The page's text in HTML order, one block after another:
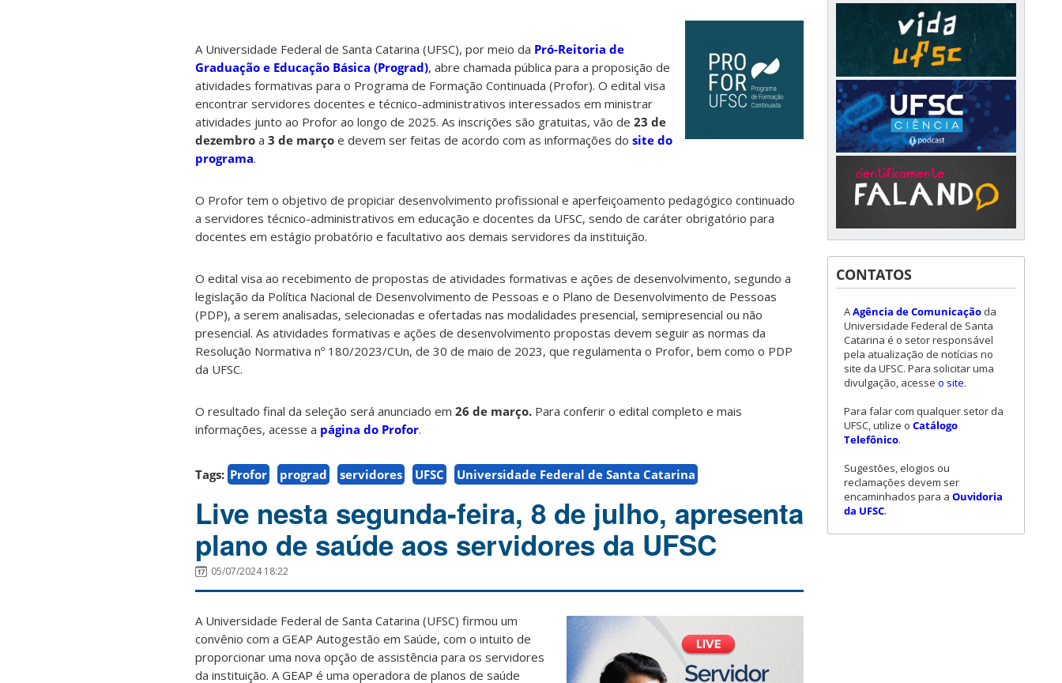
A Universidade Federal de Santa Catarina (UFSC), por meio da Pró-Reitoria de
Graduação e Educação Básica (Prograd), abre chamada pública para a proposição de
atividades formativas para o Programa de Formação Continuada (Profor). O edital visa
encontrar servidores docentes e técnico-administrativos interessados em ministrar
atividades junto ao Profor ao longo de 2025. As inscrições são gratuitas, vão de 23 de
dezembro a 3 de março e devem ser feitas de acordo com as informações do site do
programa.
O Profor tem o objetivo de propiciar desenvolvimento profissional e aperfeiçoamento pedagógico continuado
a servidores técnico-administrativos em educação e docentes da UFSC, sendo de caráter obrigatório para
docentes em estágio probatório e facultativo aos demais servidores da instituição.
O edital visa ao recebimento de propostas de atividades formativas e ações de desenvolvimento, segundo a
legislação da Política Nacional de Desenvolvimento de Pessoas e o Plano de Desenvolvimento de Pessoas
(PDP), a serem analisadas, selecionadas e ofertadas nas modalidades presencial, semipresencial ou não
presencial. As atividades formativas e ações de desenvolvimento propostas devem seguir as normas da
Resolução Normativa nº 180/2023/CUn, de 30 de maio de 2023, que regulamenta o Profor, bem como o PDP
da UFSC.
O resultado final da seleção será anunciado em 26 de março. Para conferir o edital completo e mais
informações, acesse a página do Profor.
Tags: Profor prograd servidores UFSC Universidade Federal de Santa Catarina
Live nesta segunda-feira, 8 de julho, apresenta
plano de saúde aos servidores da UFSC
05/07/2024 18:22
A Universidade Federal de Santa Catarina (UFSC) firmou um
convênio com a GEAP Autogestão em Saúde, com o intuito de
proporcionar uma nova opção de assistência para os servidores
da instituição. A GEAP é uma operadora de planos de saúde
CONTATOS
AAgência de Comunicação da
Universidade Federal de Santa
Catarina é o setor responsável
pela atualização de notícias no
site da UFSC. Para solicitar uma
divulgação, acesse o site.
Para falar com qualquer setor da
UFSC, utilize o Catálogo
Telefônico.
Sugestões, elogios ou
reclamações devem ser
encaminhados para a Ouvidoria
da UFSC.